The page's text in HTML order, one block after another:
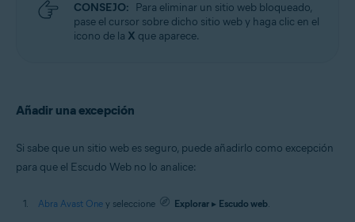
CONSEJO: Para eliminar un sitio web bloqueado,
pase el cursor sobre dicho sitio web y haga clic en el
icono de la X que aparece.
Añadir una excepción
Si sabe que un sitio web es seguro, puede añadirlo como excepción
para que el Escudo Web no lo analice:
Abra Avast One y seleccione Explorar ▸ Escudo web.